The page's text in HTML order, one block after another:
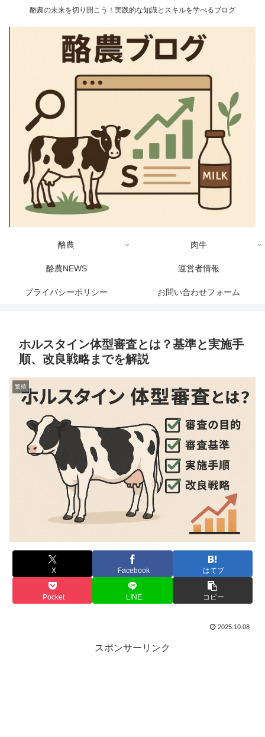
酪農の未来を切り開こう！実践的な知識とスキルを学べるブログ
酪農 肉牛
酪農NEWS 運営者情報
プライバシーポリシー お問い合わせフォーム
ホルスタイン体型審査とは？基準と実施手
順、改良戦略までを解説
繁殖
X Facebook はてブ
Pocket LINE コピー
2025.10.08
スポンサーリンク